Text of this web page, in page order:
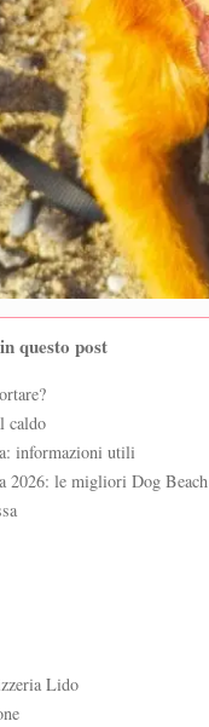
questo post
caldo
informazioni utili
2026: le migliori Dog Beach
Lido